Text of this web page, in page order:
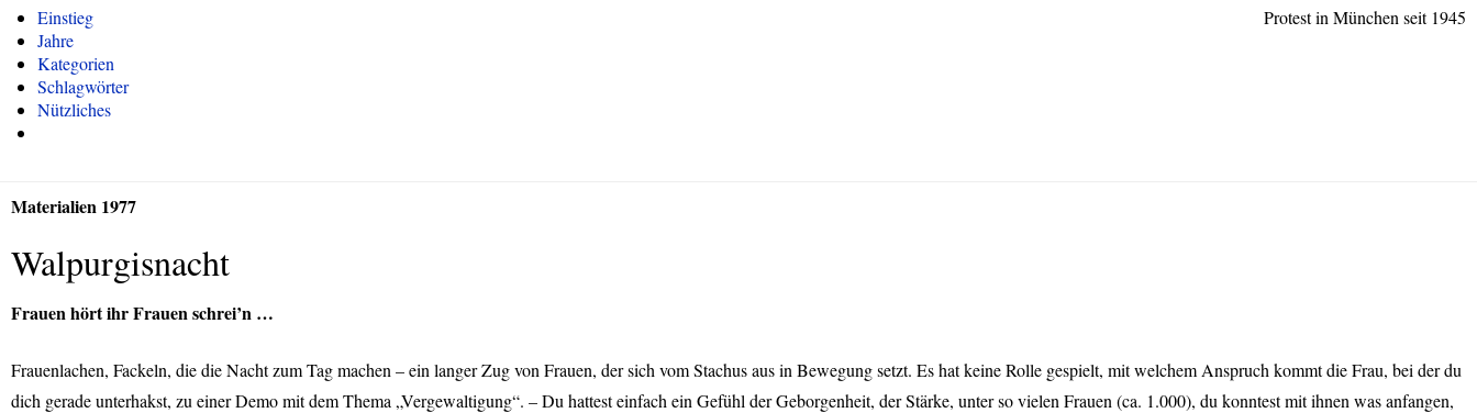
Protest in München seit 1945
Einstieg
Jahre
Kategorien
Schlagwörter
Nützliches
Materialien 1977
Walpurgisnacht
Frauen hört ihr Frauen schrei’n …
Frauenlachen, Fackeln, die die Nacht zum Tag machen – ein langer Zug von Frauen, der sich vom Stachus aus in Bewegung setzt. Es hat keine Rolle gespielt, mit welchem Anspruch kommt die Frau, bei der du
dich gerade unterhakst, zu einer Demo mit dem Thema „Vergewaltigung“. – Du hattest einfach ein Gefühl der Geborgenheit, der Stärke, unter so vielen Frauen (ca. 1.000), du konntest mit ihnen was anfangen,